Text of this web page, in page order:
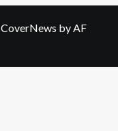
CoverNews by AF